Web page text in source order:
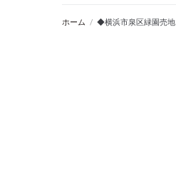
ホーム / ◆横浜市泉区緑園売